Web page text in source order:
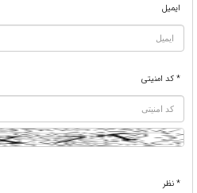
ایمیل
* کد امنیتی
* نظر